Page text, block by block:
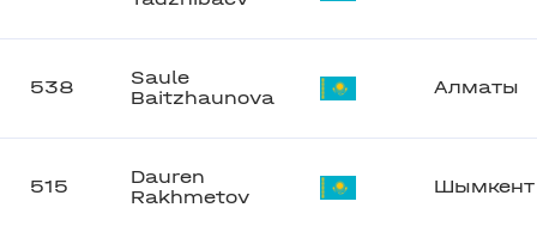
538
Saule
Baitzhaunova
Алматы
515
Dauren
Rakhmetov
Шымкент